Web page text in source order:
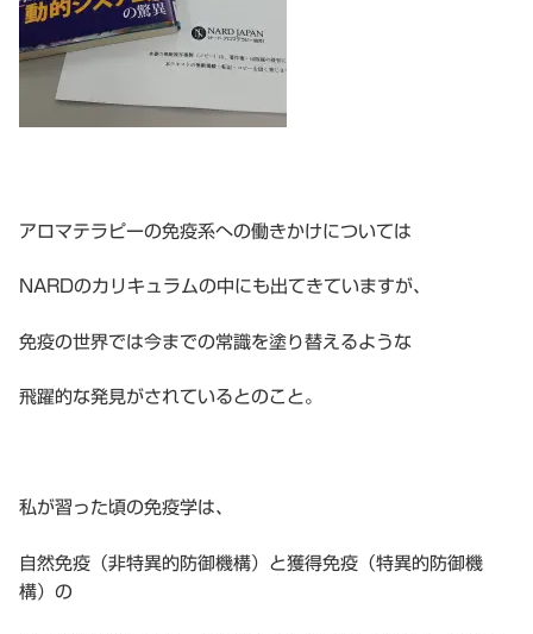
アロマテラピーの免疫系への働きかけについては
NARDのカリキュラムの中にも出てきていますが、
免疫の世界では今までの常識を塗り替えるような
飛躍的な発見がされているとのこと。
私が習った頃の免疫学は、
自然免疫（非特異的防御機構）と獲得免疫（特異的防御機
構）の